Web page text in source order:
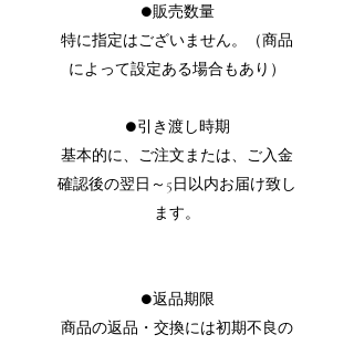
●販売数量
特に指定はございません。（商品
によって設定ある場合もあり）
●引き渡し時期
基本的に、ご注文または、ご入金
確認後の翌日～5日以内お届け致し
ます。
●返品期限
商品の返品・交換には初期不良の